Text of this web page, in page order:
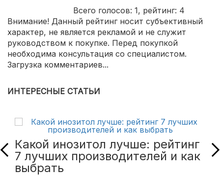
Всего голосов: 1, рейтинг: 4
Внимание! Данный рейтинг носит субъективный
характер, не является рекламой и не служит
руководством к покупке. Перед покупкой
необходима консультация со специалистом.
Загрузка комментариев...
ИНТЕРЕСНЫЕ СТАТЬИ
Какой инозитол лучше: рейтинг
7 лучших производителей и как
выбрать